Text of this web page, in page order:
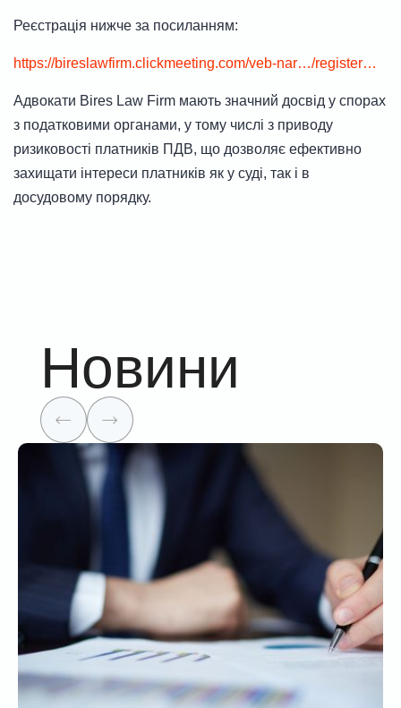
Реєстрація нижче за посиланням:
https://bireslawfirm.clickmeeting.com/veb-nar…/register…
Адвокати Bires Law Firm мають значний досвід у спорах
з податковими органами, у тому числі з приводу
ризиковості платників ПДВ, що дозволяє ефективно
захищати інтереси платників як у суді, так і в
досудовому порядку.
Новини